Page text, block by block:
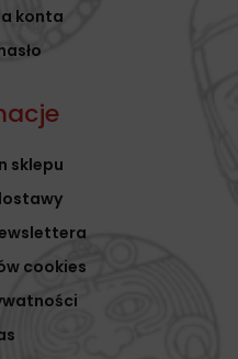
konta
sklepu
cookies